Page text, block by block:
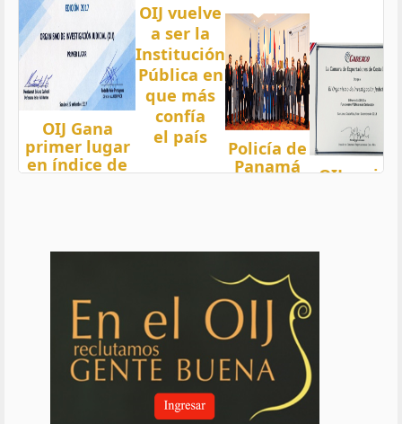
OIJ Gana
primer lugar
en índice de
OIJ vuelve
a ser la
Institución
Pública en
que más
confía
el país
Policía de
Panamá
OIJ mejor